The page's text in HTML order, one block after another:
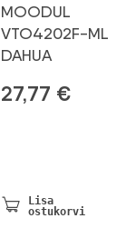
MOODUL
VTO4202F-ML
DAHUA
27,77 €
Lisa
ostukorvi